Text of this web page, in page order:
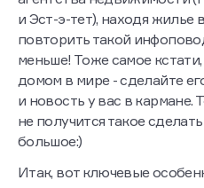
и Эст-э-тет), находя жилье
повторить такой
меньше! Тоже самое
домом в мире - сделайте
и новость у вас в кармане.
не получится такое
большое:)
Итак, вот ключевые